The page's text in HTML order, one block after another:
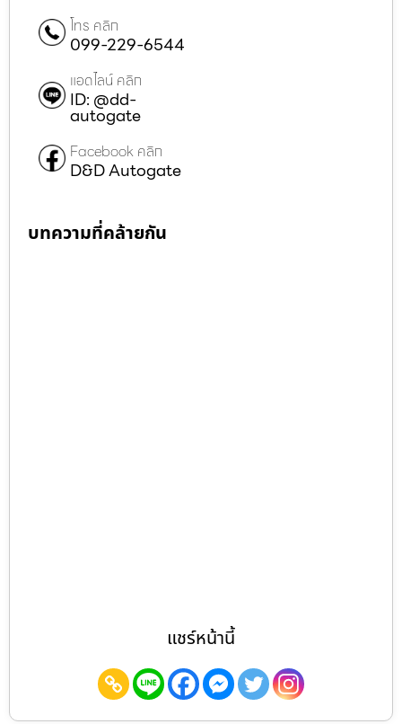
โทร คลิก
099-229-6544
แอดไลน์ คลิก
ID: @dd-
autogate
Facebook คลิก
D&D Autogate
บทความที่คล้ายกัน
แชร์หน้านี้